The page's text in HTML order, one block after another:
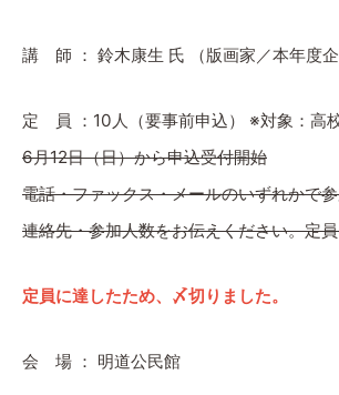
講 師 ： 鈴木康生 氏 （版画家／本年度企
定 員 ：10人（要事前申込） ※対象：高
6月12日（日）から申込受付開始
電話・ファックス・メールのいずれかで
連絡先・参加人数をお伝えください。定
定員に達したため、〆切りました。
会 場 ： 明道公民館